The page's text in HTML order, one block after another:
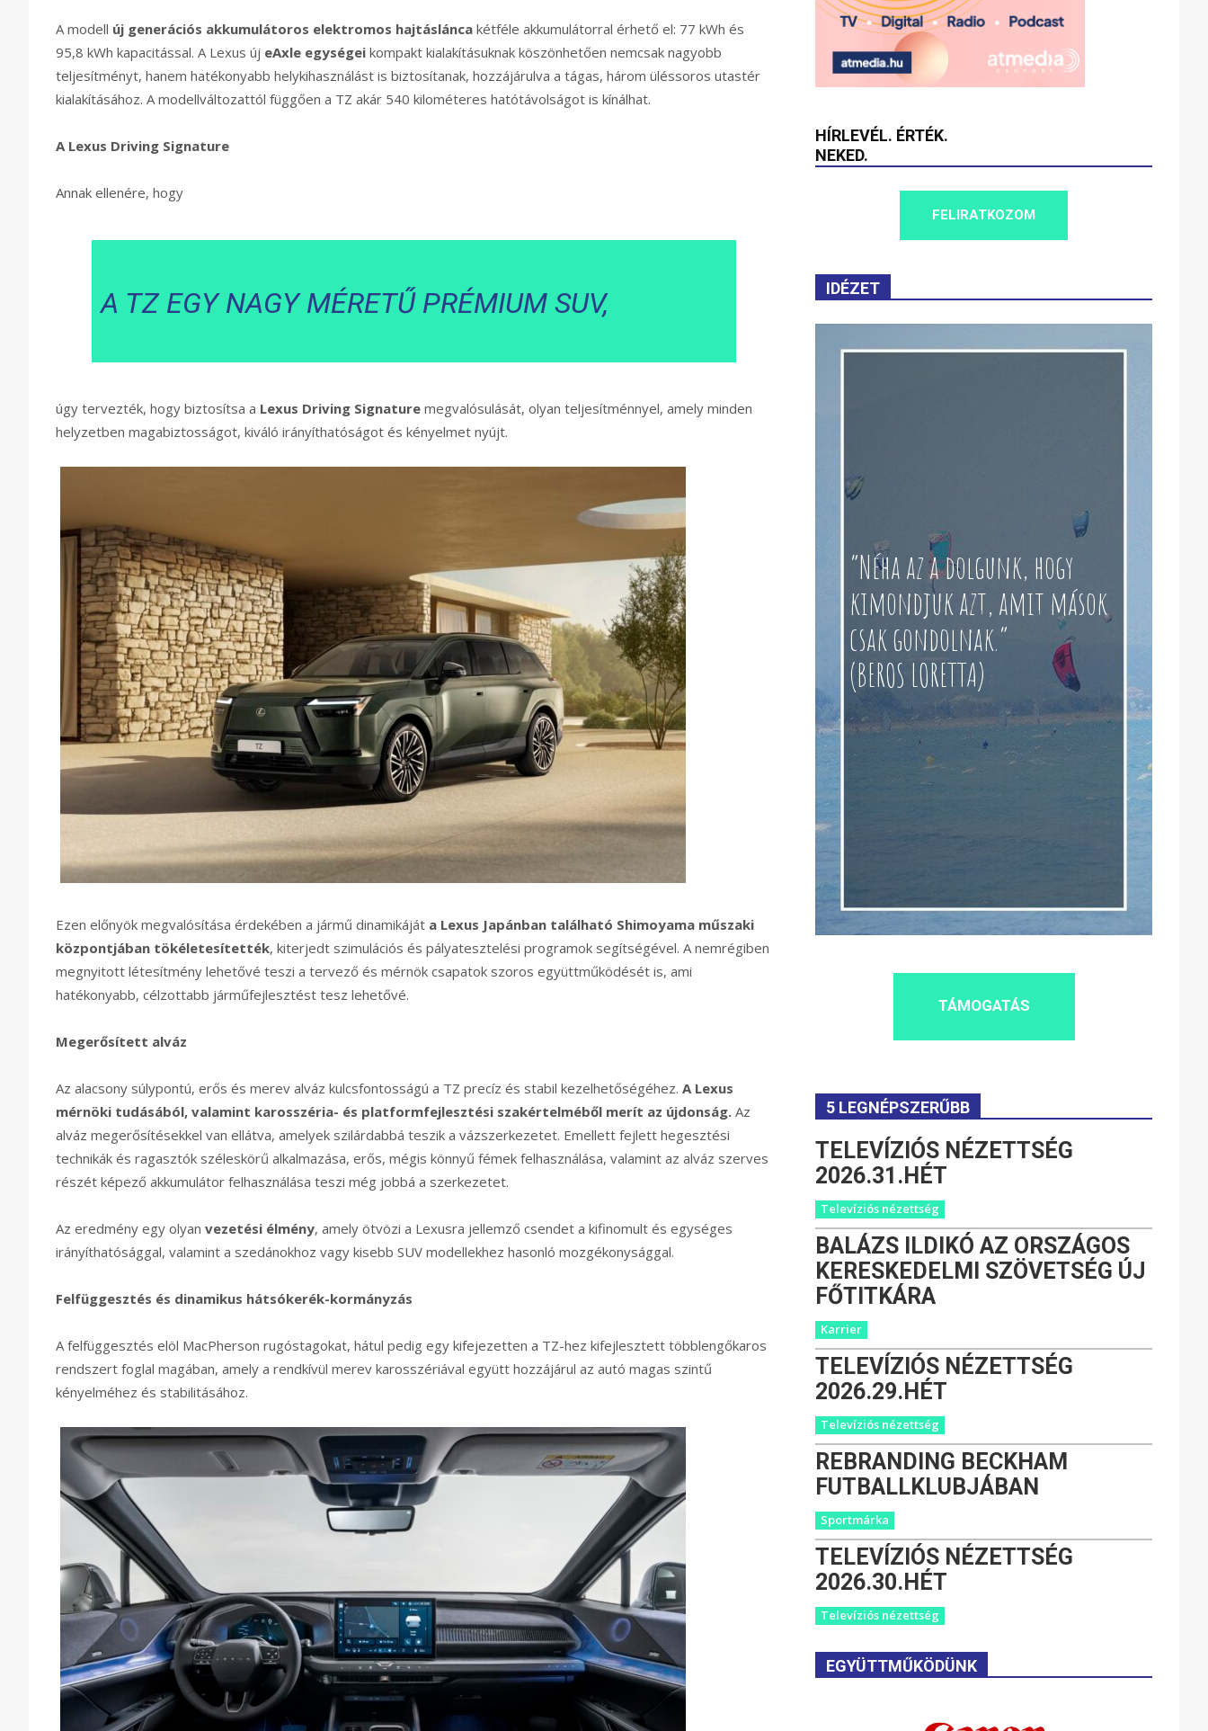
A modell új generációs akkumulátoros elektromos hajtáslánca kétféle akkumulátorral érhető el: 77 kWh és
95,8 kWh kapacitással. A Lexus új eAxle egységei kompakt kialakításuknak köszönhetően nemcsak nagyobb
teljesítményt, hanem hatékonyabb helykihasználást is biztosítanak, hozzájárulva a tágas, három üléssoros utastér
kialakításához. A modellváltozattól függően a TZ akár 540 kilométeres hatótávolságot is kínálhat.
A Lexus Driving Signature
Annak ellenére, hogy
A TZ EGY NAGY MÉRETŰ PRÉMIUM SUV,
úgy tervezték, hogy biztosítsa a Lexus Driving Signature megvalósulását, olyan teljesítménnyel, amely minden
helyzetben magabiztosságot, kiváló irányíthatóságot és kényelmet nyújt.
Ezen előnyök megvalósítása érdekében a jármű dinamikáját a Lexus Japánban található Shimoyama műszaki
központjában tökéletesítették, kiterjedt szimulációs és pályatesztelési programok segítségével. A nemrégiben
megnyitott létesítmény lehetővé teszi a tervező és mérnök csapatok szoros együttműködését is, ami
hatékonyabb, célzottabb járműfejlesztést tesz lehetővé.
Megerősített alváz
Az alacsony súlypontú, erős és merev alváz kulcsfontosságú a TZ precíz és stabil kezelhetőségéhez. A Lexus
mérnöki tudásából, valamint karosszéria- és platformfejlesztési szakértelméből merít az újdonság. Az
alváz megerősítésekkel van ellátva, amelyek szilárdabbá teszik a vázszerkezetet. Emellett fejlett hegesztési
technikák és ragasztók széleskörű alkalmazása, erős, mégis könnyű fémek felhasználása, valamint az alváz szerves
részét képező akkumulátor felhasználása teszi még jobbá a szerkezetet.
Az eredmény egy olyan vezetési élmény, amely ötvözi a Lexusra jellemző csendet a kifinomult és egységes
irányíthatósággal, valamint a szedánokhoz vagy kisebb SUV modellekhez hasonló mozgékonysággal.
Felfüggesztés és dinamikus hátsókerék-kormányzás
A felfüggesztés elöl MacPherson rugóstagokat, hátul pedig egy kifejezetten a TZ-hez kifejlesztett többlengőkaros
rendszert foglal magában, amely a rendkívül merev karosszériával együtt hozzájárul az autó magas szintű
kényelméhez és stabilitásához.
HÍRLEVÉL. ÉRTÉK.
NEKED.
FELIRATKOZOM
IDÉZET
“Néha az a dolgunk, hogy
kimondjuk azt, amit mások
csak gondolnak.”
(BEROS LORETTA)
TÁMOGATÁS
5 LEGNÉPSZERŰBB
TELEVÍZIÓS NÉZETTSÉG
2026.31.HÉT
Televíziós nézettség
BALÁZS ILDIKÓ AZ ORSZÁGOS
KERESKEDELMI SZÖVETSÉG ÚJ
FŐTITKÁRA
Karrier
TELEVÍZIÓS NÉZETTSÉG
2026.29.HÉT
Televíziós nézettség
REBRANDING BECKHAM
FUTBALLKLUBJÁBAN
Sportmárka
TELEVÍZIÓS NÉZETTSÉG
2026.30.HÉT
Televíziós nézettség
EGYÜTTMŰKÖDÜNK